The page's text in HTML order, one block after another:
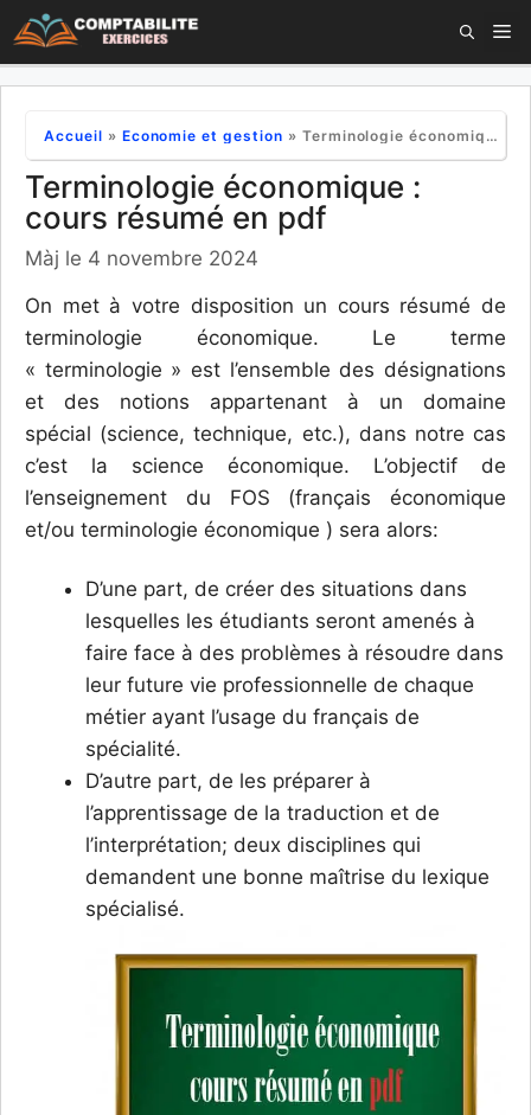
Aller
au
Accueil » Economie et gestion » Terminologie économique : cours résumé en pdf
Terminologie économique :
cours résumé en pdf
Màj le 4 novembre 2024
On met à votre disposition un cours résumé de
terminologie économique. Le terme
« terminologie » est l’ensemble des désignations
et des notions appartenant à un domaine
spécial (science, technique, etc.), dans notre cas
c’est la science économique. L’objectif de
l’enseignement du FOS (français économique
et/ou terminologie économique ) sera alors:
D’une part, de créer des situations dans
lesquelles les étudiants seront amenés à
faire face à des problèmes à résoudre dans
leur future vie professionnelle de chaque
métier ayant l’usage du français de
spécialité.
D’autre part, de les préparer à
l’apprentissage de la traduction et de
l’interprétation; deux disciplines qui
demandent une bonne maîtrise du lexique
spécialisé.